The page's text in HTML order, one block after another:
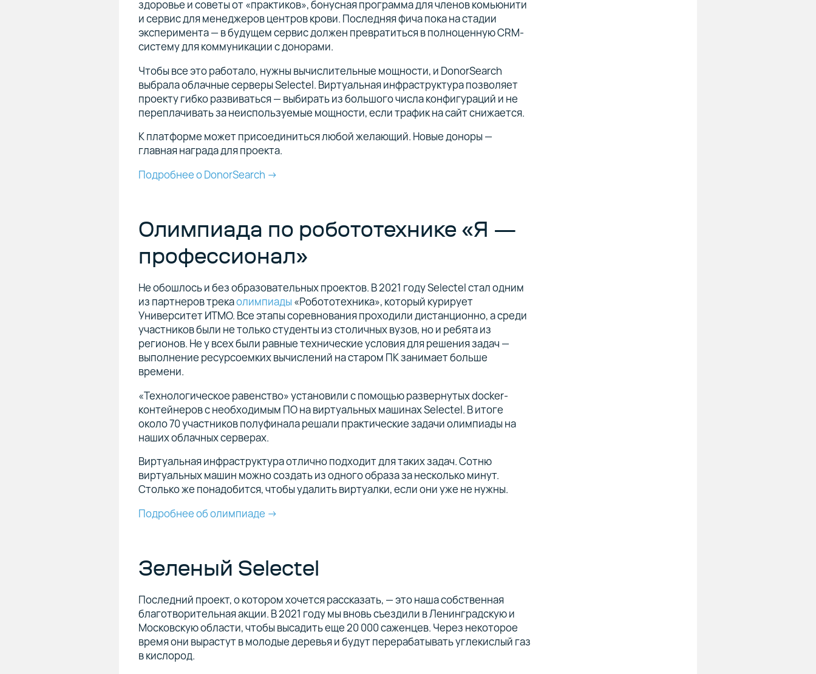
здоровье и советы от «практиков»‎, бонусная программа для членов комьюнити
и сервис для менеджеров центров крови. Последняя фича пока на стадии
эксперимента — в будущем сервис должен превратиться в полноценную CRM-
систему для коммуникации с донорами.
Чтобы все это работало, нужны вычислительные мощности, и DonorSearch
выбрала облачные серверы Selectel. Виртуальная инфраструктура позволяет
проекту гибко развиваться — выбирать из большого числа конфигураций и не
переплачивать за неиспользуемые мощности, если трафик на сайт снижается.
К платформе может присоединиться любой желающий. Новые доноры —
главная награда для проекта.
Подробнее о DonorSearch →
Олимпиада по робототехнике «Я —
профессионал»
Не обошлось и без образовательных проектов. В 2021 году Selectel стал одним
из партнеров трекаолимпиады «Робототехника», который курирует
Университет ИТМО. Все этапы соревнования проходили дистанционно, а среди
участников были не только студенты из столичных вузов, но и ребята из
регионов. Не у всех были равные технические условия для решения задач —
выполнение ресурсоемких вычислений на старом ПК занимает больше
времени.
«Технологическое равенство» установили с помощью развернутых docker-
контейнеров с необходимым ПО на виртуальных машинах Selectel. В итоге
около 70 участников полуфинала решали практические задачи олимпиады на
наших облачных серверах.
Виртуальная инфраструктура отлично подходит для таких задач. Сотню
виртуальных машин можно создать из одного образа за несколько минут.
Столько же понадобится, чтобы удалить виртуалки, если они уже не нужны.
Подробнее об олимпиаде →
Зеленый Selectel
Последний проект, о котором хочется рассказать, — это наша собственная
благотворительная акции. В 2021 году мы вновь съездили в Ленинградскую и
Московскую области, чтобы высадить еще 20 000 саженцев. Через некоторое
время они вырастут в молодые деревья и будут перерабатывать углекислый газ
в кислород.